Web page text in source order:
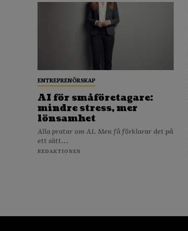
ENTREPRENÖRSKAP
AI för småföretagare:
mindre stress, mer
lönsamhet
Alla pratar om AI. Men få förklarar det på
ett sätt...
REDAKTIONEN